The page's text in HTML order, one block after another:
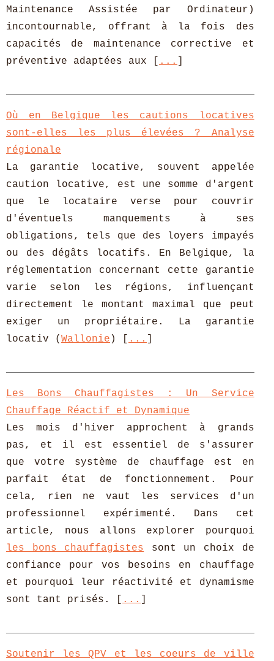
Maintenance Assistée par Ordinateur)
incontournable, offrant à la fois des
capacités de maintenance corrective et
préventive adaptées aux [
...
Où en Belgique les cautions locatives
sont-elles les plus élevées ? Analyse
régionale
La garantie locative, souvent appelée
caution locative, est une somme d'argent
que le locataire verse pour couvrir
d'éventuels manquements à ses
obligations, tels que des loyers impayés
ou des dégâts locatifs. En Belgique, la
réglementation concernant cette garantie
varie selon les régions, influençant
directement le montant maximal que peut
exiger un propriétaire.​ La garantie
locativ ( Wallonie ) [ ...
Les Bons Chauffagistes : Un Service
Chauffage Réactif et Dynamique
Les mois d'hiver approchent à grands
pas, et il est essentiel de s'assurer
que votre système de chauffage est en
parfait état de fonctionnement. Pour
cela, rien ne vaut les services d'un
professionnel expérimenté. Dans cet
article, nous allons explorer pourquoi
les bons chauffagistes sont un choix de
confiance pour vos besoins en chauffage
et pourquoi leur réactivité et dynamisme
sont tant prisés. [
...
Soutenir les QPV et les coeurs de ville